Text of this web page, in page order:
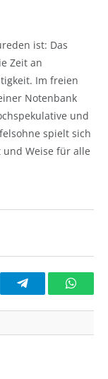
ist: Das
Zeit an
Im freien
Notenbank
und
spielt sich
und Weise für alle
Telegram